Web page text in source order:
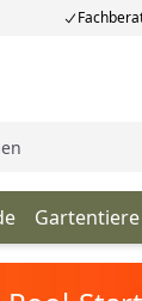
Gartentiere